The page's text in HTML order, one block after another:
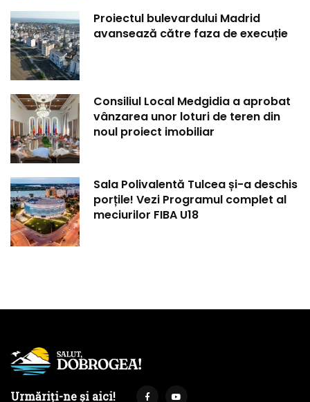
Proiectul bulevardului Madrid
avansează către faza de execuție
Consiliul Local Medgidia a aprobat
vânzarea unor loturi de teren din
noul proiect imobiliar
Sala Polivalentă Tulcea și-a deschis
porțile! Vezi Programul complet al
meciurilor FIBA U18
Urmăriți-ne și aici!